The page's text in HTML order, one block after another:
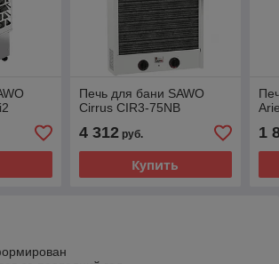
Печь для бани SAWO
Cirrus CIR3-75NB
4 312руб.
Купить
1